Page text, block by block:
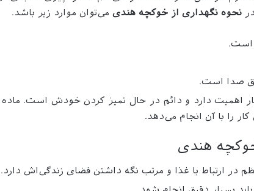
نحوه نگهداری از خوکچه هندی می‌توان موارد زیر باشد.
است.
صدا است.
اهمیت دارد و دائم در حال تمیز کردن خودش است.
را با آن انجام می‌دهد.
هندی
در ارتباط با غذا و مرتب نگه داشتن فضای زندگی‌اش دارد.